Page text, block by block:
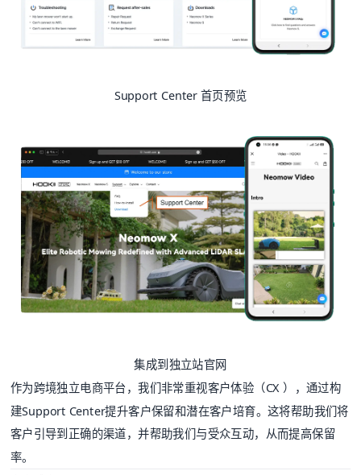
作为跨境独立电商平台，我们非常重视客户体验（CX ），通过构
建Support Center提升客户保留和潜在客户培育。这将帮助我们将
客户引导到正确的渠道，并帮助我们与受众互动，从而提高保留
率。
客户感言